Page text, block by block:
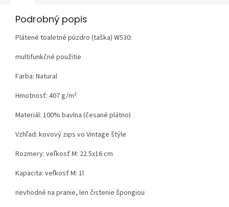
Podrobný popis
Plátené toaletné púzdro (taška) W530:
multifunkčné použitie
Farba: Natural
Hmotnosť: 407 g/m²
Materiál: 100% bavlna (česané plátno)
Vzhľad: kovový zips vo Vintage štýle
Rozmery: veľkosť M: 22.5x16 cm
Kapacita: veľkosť M: 1l
nevhodné na pranie, len čistenie špongiou